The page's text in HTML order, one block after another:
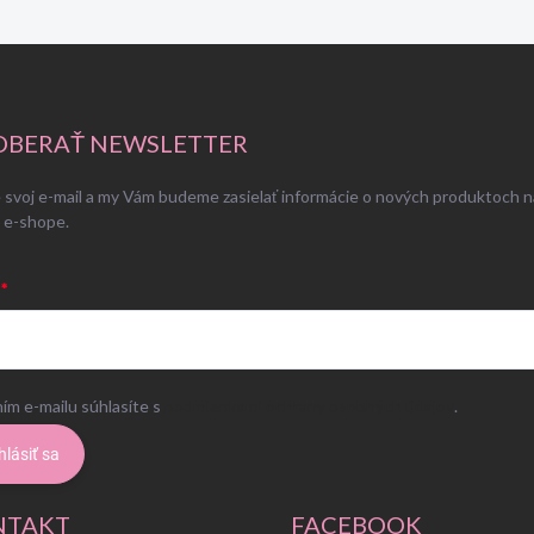
NEWSLETTER
e-mail a my Vám budeme zasielať informácie o nových produktoch
e-shope.
e-mailu súhlasíte s .
sa
FACEBOOK